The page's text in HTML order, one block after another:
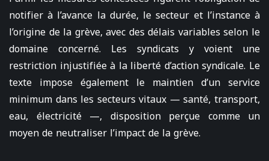
notifier à l’avance la durée, le secteur et l’instance à
l’origine de la grève, avec des délais variables selon le
domaine concerné. Les syndicats y voient une
restriction injustifiée à la liberté d’action syndicale. Le
texte impose également le maintien d’un service
minimum dans les secteurs vitaux — santé, transport,
eau, électricité —, disposition perçue comme un
moyen de neutraliser l’impact de la grève.